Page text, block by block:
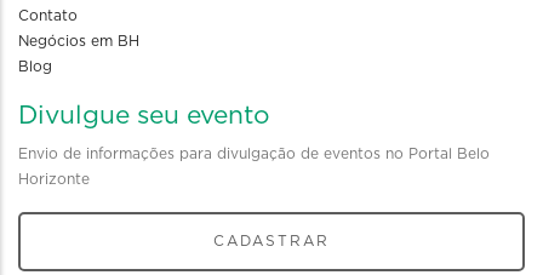
Contato
Negócios em BH
Blog
Divulgue seu evento
Envio de informações para divulgação de eventos no Portal Belo
Horizonte
CADASTRAR